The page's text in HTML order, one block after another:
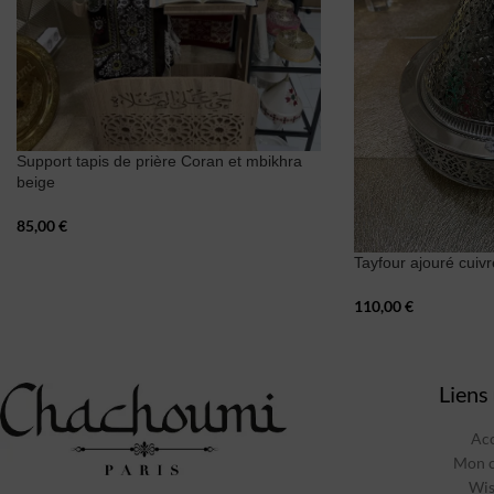
Support tapis de prière Coran et mbikhra
beige
85,00€
Tayfour ajouré
110,00€
Mon